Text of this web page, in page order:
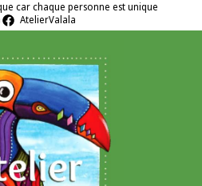
car chaque personne est unique
AtelierValala